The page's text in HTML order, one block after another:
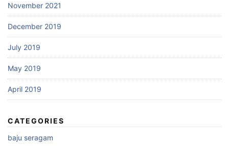
November 2021
December 2019
July 2019
May 2019
April 2019
CATEGORIES
baju seragam